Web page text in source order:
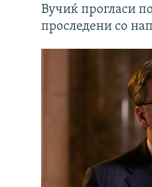
Вучиќ прогласи
проследени со